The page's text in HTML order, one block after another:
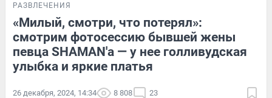
РАЗВЛЕЧЕНИЯ
«Милый, смотри, что потерял»:
смотрим фотосессию бывшей жены
певца SHAMAN'а — у нее голливудская
улыбка и яркие платья
26 декабря, 2024, 14:34 8 808 23